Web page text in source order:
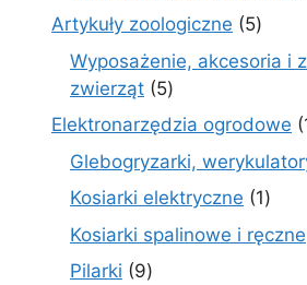
Artykuły zoologiczne 55
Wyposażenie, akcesoria i
zwierząt 55
produktów
Elektronarzędzia ogrodowe
Glebogryzarki,
Kosiarki elektryczne 11
Kosiarki spalinowe i ręczne
Pilarki 99